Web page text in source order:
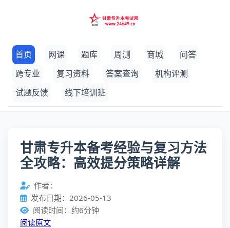
首页 网课 题库 周测 商城
问答
跨专业
复习资料 答案查询
机构评测
试题反馈
线下培训班
甘肃专升本备考经验与复习方法
全攻略：高效提分策略详解
作者：
发布日期：2026-05-13
阅读时间：约6分钟
阅读原文